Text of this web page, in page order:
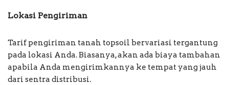
Lokasi Pengiriman
Tarif pengiriman tanah topsoil bervariasi tergantung
pada lokasi Anda. Biasanya, akan ada biaya tambahan
apabila Anda mengirimkannya ke tempat yang jauh
dari sentra distribusi.